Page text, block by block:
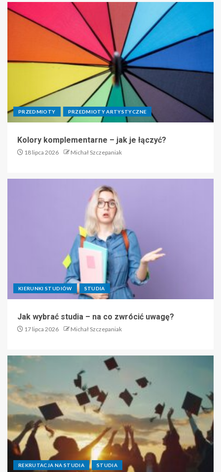
PRZEDMIOTY PRZEDMIOTY ARTYSTYCZNE
Kolory komplementarne – jak je łączyć?
18 lipca 2026 Michał Szczepaniak
KIERUNKI STUDIÓW STUDIA
Jak wybrać studia – na co zwrócić uwagę?
17 lipca 2026 Michał Szczepaniak
REKRUTACJA NA STUDIA STUDIA